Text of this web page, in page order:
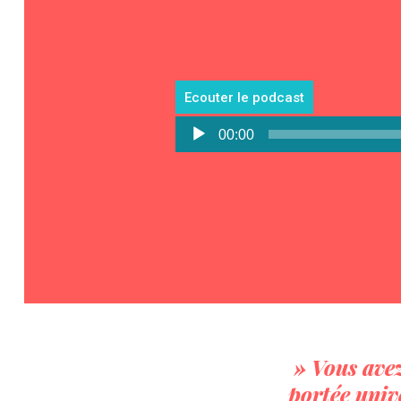
Ecouter le podcast
Lecteur
audio
00:00
» Vous
portée